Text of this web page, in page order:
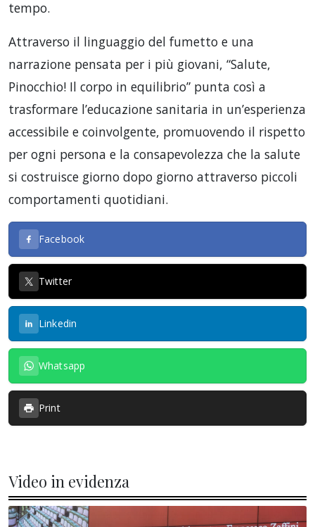
tempo.
Attraverso il linguaggio del fumetto e una
narrazione pensata per i più giovani, “Salute,
Pinocchio! Il corpo in equilibrio” punta così a
trasformare l’educazione sanitaria in un’esperienza
accessibile e coinvolgente, promuovendo il rispetto
per ogni persona e la consapevolezza che la salute
si costruisce giorno dopo giorno attraverso piccoli
comportamenti quotidiani.
Facebook
Twitter
Linkedin
Whatsapp
Print
Video in evidenza